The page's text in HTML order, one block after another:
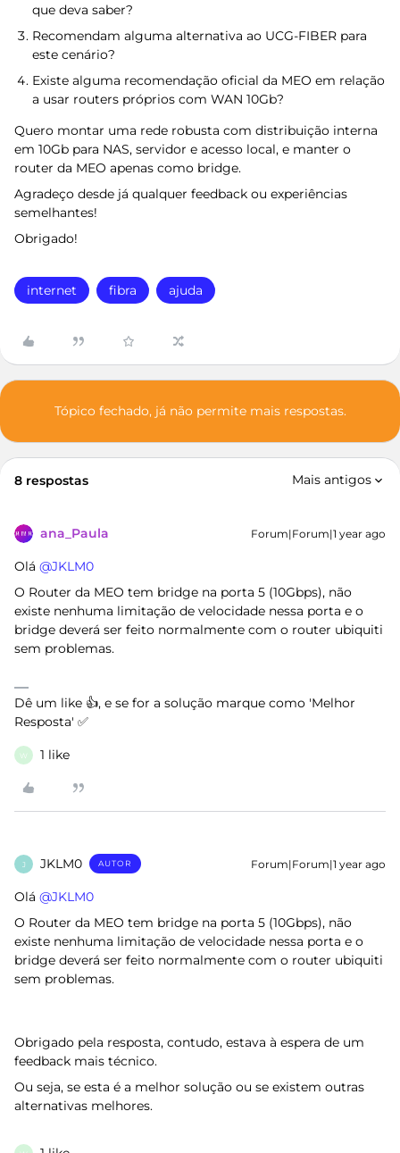
que deva saber?
Recomendam alguma alternativa ao UCG-FIBER para
este cenário?
Existe alguma recomendação oficial da MEO em relação
a usar routers próprios com WAN 10Gb?
Quero montar uma rede robusta com distribuição interna
em 10Gb para NAS, servidor e acesso local, e manter o
router da MEO apenas como bridge.
Agradeço desde já qualquer feedback ou experiências
semelhantes!
Obrigado!
internet fibra ajuda
Tópico fechado, já não permite mais respostas.
8 respostas Mais antigos
ana_Paula Forum|Forum|1 year ago
Olá ​ @JKLM0
O Router da MEO tem bridge na porta 5 (10Gbps), não
existe nenhuma limitação de velocidade nessa porta e o
bridge deverá ser feito normalmente com o router ubiquiti
sem problemas.
Dê um like 👍, e se for a solução marque como 'Melhor
Resposta' ✅
W 1 like
J JKLM0 AUTOR Forum|Forum|1 year ago
Olá ​ @JKLM0
O Router da MEO tem bridge na porta 5 (10Gbps), não
existe nenhuma limitação de velocidade nessa porta e o
bridge deverá ser feito normalmente com o router ubiquiti
sem problemas.
Obrigado pela resposta, contudo, estava à espera de um
feedback mais técnico.
Ou seja, se esta é a melhor solução ou se existem outras
alternativas melhores.